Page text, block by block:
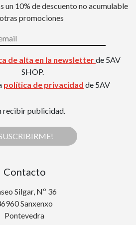
10% de descuento no acumulable
promociones
de alta en la newsletterde 5AV
SHOP.
política de privacidad de 5AV
recibir publicidad.
Contacto
Silgar, Nº 36
Sanxenxo
Pontevedra